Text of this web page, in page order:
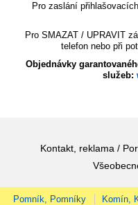
Pro zaslání
Pro SMAZAT / UPRAVIT
telefon nebo při
Objednávky
služeb:
Kontakt, reklama /
Pomník, Pomníky Komín,